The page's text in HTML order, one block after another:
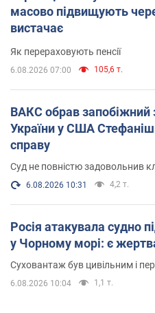
масово підвищують
вистачає
Як перераховують пенсії
6.08.2026 07:00 105,6 т.
ВАКС обрав запобіжний захід експосолці
України у США Стефанішиній: що відомо про
справу
Суд не повністю задовольнив
6.08.2026 10:31 4,2 т.
Росія атакувала судно
у Чорному морі: є
Суховантаж був цивільним і
6.08.2026 10:04 1,1 т.